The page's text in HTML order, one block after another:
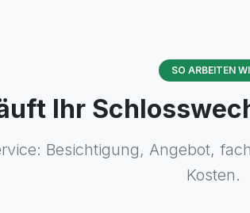
SO ARBEITEN
Ihr
Besichtigung, Angebot,
Kosten.